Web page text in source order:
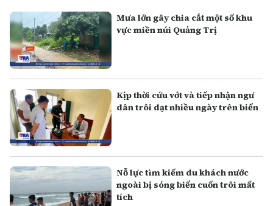
Mưa lớn gây chia cắt một số khu
vực miền núi Quảng Trị
Kịp thời cứu vớt và tiếp nhận ngư
dân trôi dạt nhiều ngày trên biển
Nỗ lực tìm kiếm du khách nước
ngoài bị sóng biển cuốn trôi mất
tích